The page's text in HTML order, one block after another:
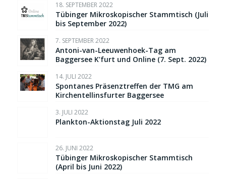
18. SEPTEMBER 2022
Tübinger Mikroskopischer Stammtisch (Juli
bis September 2022)
7. SEPTEMBER 2022
Antoni-van-Leeuwenhoek-Tag am
Baggersee K’furt und Online (7. Sept. 2022)
14. JULI 2022
Spontanes Präsenztreffen der TMG am
Kirchentellinsfurter Baggersee
3. JULI 2022
Plankton-Aktionstag Juli 2022
26. JUNI 2022
Tübinger Mikroskopischer Stammtisch
(April bis Juni 2022)